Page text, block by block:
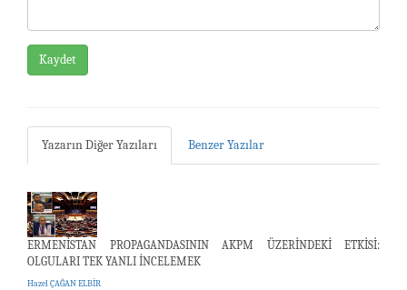
Kaydet
Yazarın Diğer Yazıları Benzer Yazılar
ERMENİSTAN PROPAGANDASININ AKPM ÜZERİNDEKİ ETKİSİ:
OLGULARI TEK YANLI İNCELEMEK
Hazel ÇAĞAN ELBİR